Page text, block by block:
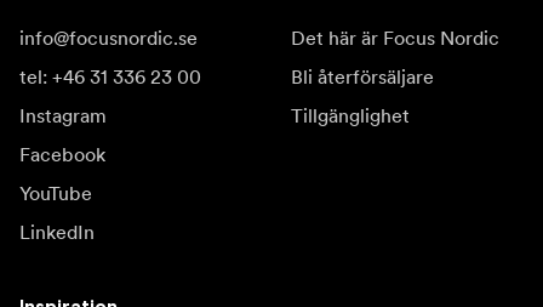
info@focusnordic.se
tel: +46 31 336 23 00
Instagram
Facebook
YouTube
LinkedIn
Det här är Focus Nordic
Bli återförsäljare
Tillgänglighet